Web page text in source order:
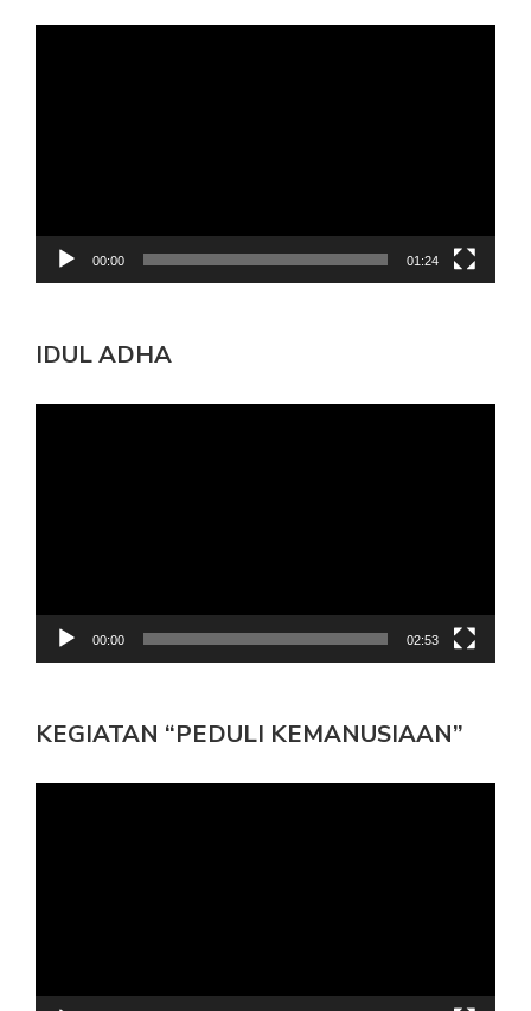
00:00 01:24
IDUL ADHA
00:00 02:53
KEGIATAN “PEDULI KEMANUSIAAN”